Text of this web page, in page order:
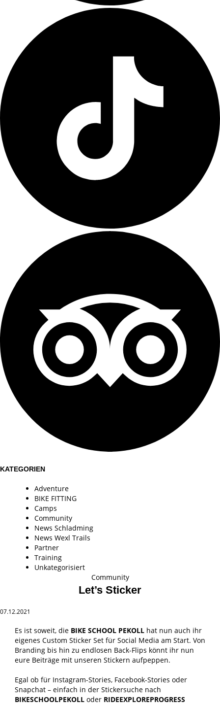
KATEGORIEN
Adventure
BIKE FITTING
Camps
Community
News Schladming
News Wexl Trails
Partner
Training
Unkategorisiert
Community
Let’s Sticker
07.12.2021
Es ist soweit, die BIKE SCHOOL PEKOLL hat nun auch ihr
eigenes Custom Sticker Set für Social Media am Start. Von
Branding bis hin zu endlosen Back-Flips könnt ihr nun
eure Beiträge mit unseren Stickern aufpeppen.
Egal ob für Instagram-Stories, Facebook-Stories oder
Snapchat – einfach in der Stickersuche nach
BIKESCHOOLPEKOLL oder RIDEEXPLOREPROGRESS